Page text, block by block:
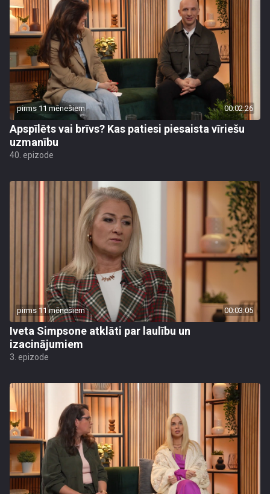
pirms 11 mēnešiem 00:02:26
Apspīlēts vai brīvs? Kas patiesi piesaista vīriešu
uzmanību
40. epizode
pirms 11 mēnešiem 00:03:05
Iveta Simpsone atklāti par laulību un
izacinājumiem
3. epizode